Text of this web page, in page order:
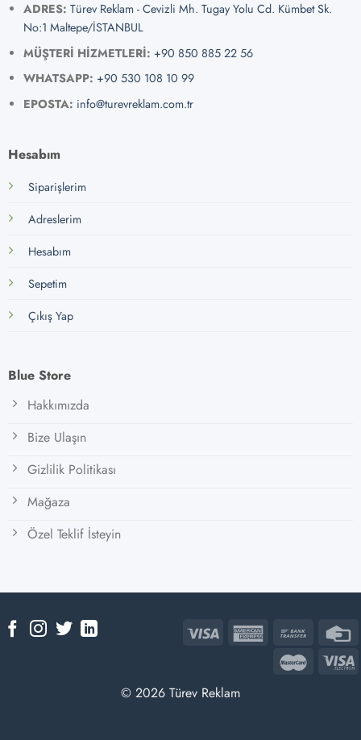
ADRES: Türev Reklam - Cevizli Mh. Tugay Yolu Cd. Kümbet Sk.
No:1 Maltepe/İSTANBUL
MÜŞTERİ HİZMETLERİ: +90 850 885 22 56
WHATSAPP: +90 530 108 10 99
EPOSTA: info@turevreklam.com.tr
Hesabım
Siparişlerim
Adreslerim
Hesabım
Sepetim
Çıkış Yap
Blue Store
Hakkımızda
Bize Ulaşın
Gizlilik Politikası
Mağaza
Özel Teklif İsteyin
© 2026 Türev Reklam